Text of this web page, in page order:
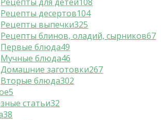
Рецепты десертов104
Рецепты выпечки325
Рецепты блинов, оладий, сырников67
Первые блюда49
Мучные блюда46
Домашние заготовки267
Вторые блюда302
5
статьи32
38